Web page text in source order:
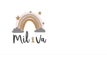
contenu